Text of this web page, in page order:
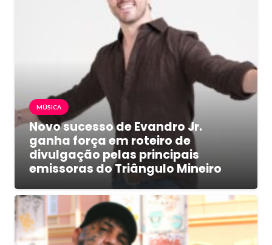
MÚSICA
Novo sucesso de Evandro Jr.
ganha força em roteiro de
divulgação pelas principais
emissoras do Triângulo Mineiro